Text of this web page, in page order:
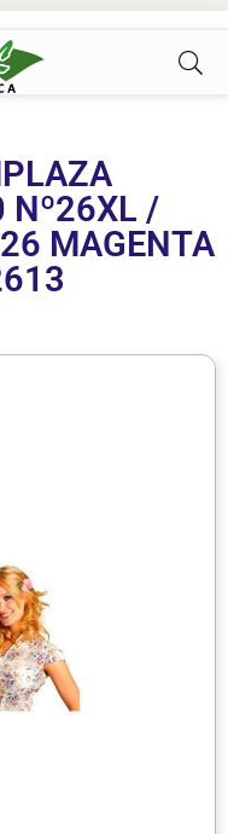
Nº26XL /
MAGENTA